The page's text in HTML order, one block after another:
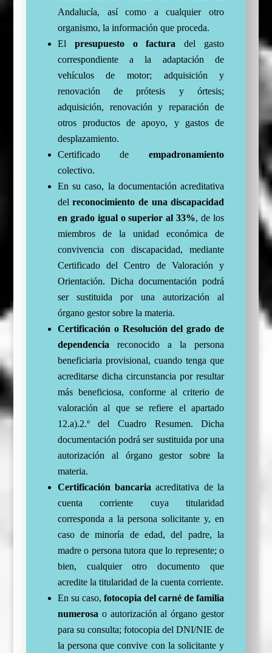
Andalucía, así como a cualquier otro
organismo, la información que proceda.
El presupuesto o factura del gasto
correspondiente a la adaptación de
vehículos de motor; adquisición y
renovación de prótesis y órtesis;
adquisición, renovación y reparación de
otros productos de apoyo, y gastos de
desplazamiento.
Certificado deempadronamiento
colectivo.
En su caso, la documentación acreditativa
delreconocimiento de una discapacidad
en grado igual o superior al 33%, de los
miembros de la unidad económica de
convivencia con discapacidad, mediante
Certificado del Centro de Valoración y
Orientación. Dicha documentación podrá
ser sustituida por una autorización al
órgano gestor sobre la materia.
Certificación o Resolución del grado de
dependencia reconocido a la persona
beneficiaria provisional, cuando tenga que
acreditarse dicha circunstancia por resultar
más beneficiosa, conforme al criterio de
valoración al que se refiere el apartado
12.a).2.º del Cuadro Resumen. Dicha
documentación podrá ser sustituida por una
autorización al órgano gestor sobre la
materia.
Certificación bancaria acreditativa de la
cuenta corriente cuya titularidad
corresponda a la persona solicitante y, en
caso de minoría de edad, del padre, la
madre o persona tutora que lo represente; o
bien, cualquier otro documento que
acredite la titularidad de la cuenta corriente.
En su caso, fotocopia del carné de familia
numerosa o autorización al órgano gestor
para su consulta; fotocopia del DNI/NIE de
la persona que convive con la solicitante y